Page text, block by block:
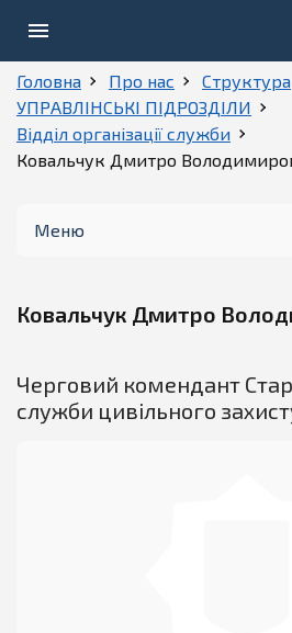
Головна Про нас
Структура
УПРАВЛІНСЬКІ ПІДРОЗДІЛИ
Відділ організації служби
Ковальчук Дмитро
Меню
Історія
Ковальчук Дмитро
Черговий комендант
служби цивільного